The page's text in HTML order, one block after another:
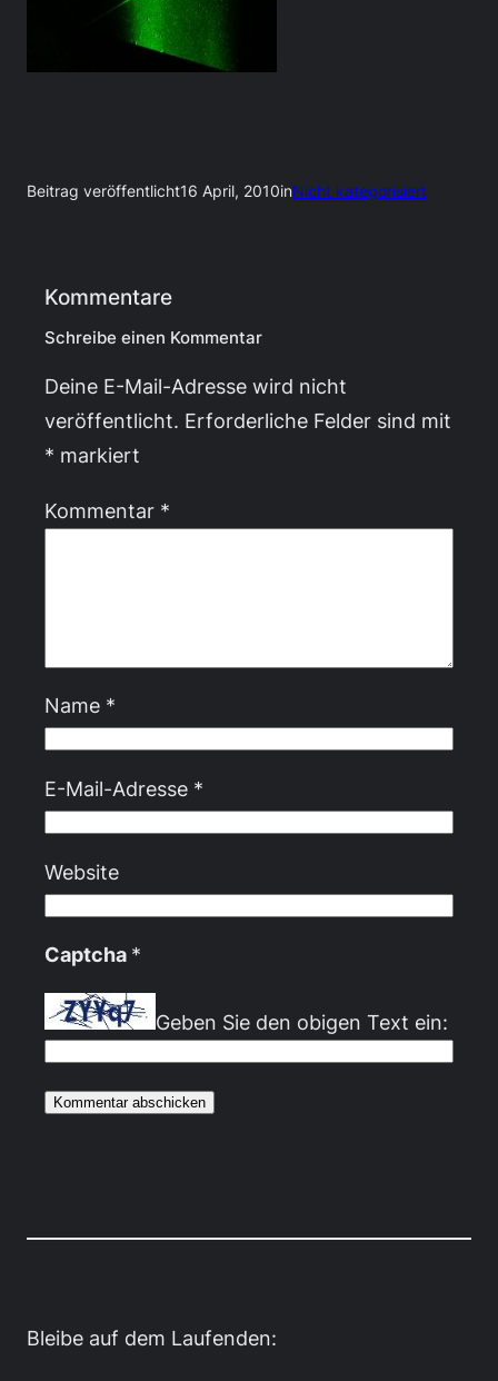
Beitrag veröffentlicht16 April, 2010inNicht kategorisiert
Kommentare
Schreibe einen Kommentar
Deine E-Mail-Adresse wird nicht
veröffentlicht. Erforderliche Felder sind mit
* markiert
Kommentar *
Name *
E-Mail-Adresse *
Website
Captcha *
Geben Sie den obigen Text ein:
Bleibe auf dem Laufenden: